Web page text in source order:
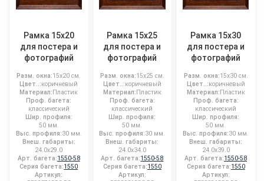
Рамка 15x20
для постера и
фотографий
Разм. окна:15x20 см.
Цвет..:коричневый
Материал:Пластик
Проф. багета:
классический
Шир. профиля:
50 мм.
Выс. профиля:30 мм.
Внеш. габариты:
24.0x29.0
Арт. багета:1550-58
Серия багета:1550
Артикул:
Рамка 15x25
для постера и
фотографий
Разм. окна:15x25 см.
Цвет..:коричневый
Материал:Пластик
Проф. багета:
классический
Шир. профиля:
50 мм.
Выс. профиля:30 мм.
Внеш. габариты:
24.0x34.0
Арт. багета:1550-58
Серия багета:1550
Артикул:
Рамка 15x30
для постера и
фотографий
Разм. окна:15x30 см.
Цвет..:коричневый
Материал:Пластик
Проф. багета:
классический
Шир. профиля:
50 мм.
Выс. профиля:30 мм.
Внеш. габариты:
24.0x39.0
Арт. багета:1550-58
Серия багета:1550
Артикул: